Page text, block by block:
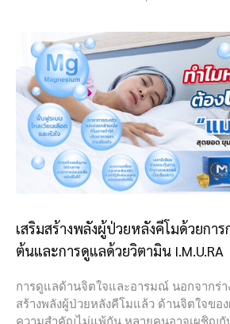
เสริมสร้างพลังผู้ป่วยหลังคีโมด้วยกา
ต้นและการดูแลด้วยวิตามิน I.M.U.RA
การดูแลด้านจิตใจและอารมณ์ นอกจากร่า
สร้างพลังผู้ป่วยหลังคีโมแล้ว ด้านจิตใจขอ